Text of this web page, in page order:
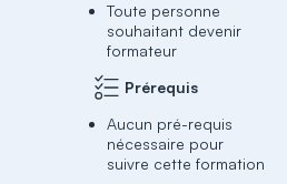
Toute personne
souhaitant devenir
formateur
Prérequis
Aucun pré-requis
nécessaire pour
suivre cette formation